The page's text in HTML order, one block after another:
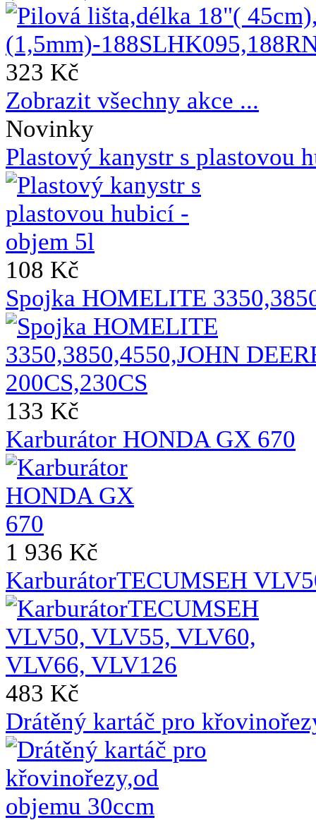
323 Kč
Zobrazit všechny akce ...
Novinky
Plastový kanystr s plastovou
108 Kč
Spojka HOMELITE
133 Kč
Karburátor HONDA GX 670
1 936 Kč
KarburátorTECUMSEH
483 Kč
Drátěný kartáč pro